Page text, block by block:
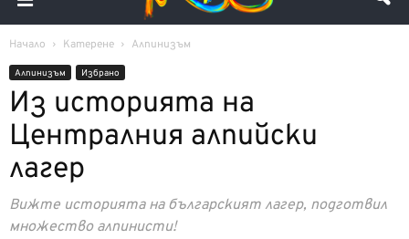
Начало Катерене Алпинизъм
Алпинизъм Избрано
Из историята на
Централния алпийски
лагер
Вижте историята на българският лагер, подготвил
множество алпинисти!